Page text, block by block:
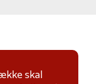
skal